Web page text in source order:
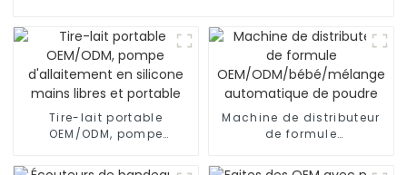
Tire-lait portable
OEM/ODM, pompe
mains libres et portable
Machine de distributeur
de formule
automatique de poudre